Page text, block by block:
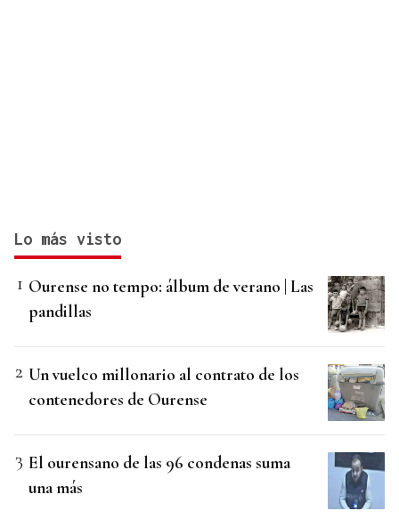
Lo más visto
Ourense no tempo: álbum de verano | Las
pandillas
Un vuelco millonario al contrato de los
contenedores de Ourense
El ourensano de las 96 condenas suma
una más